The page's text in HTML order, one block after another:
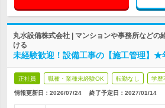
丸水設備株式会社 | マンションや事務所などの
ける
未経験歓迎！設備工事の【施工管理】
正社員 職種・業種未経験OK 転勤なし 学歴
情報更新日：2026/07/24 終了予定日： 2027/01/14